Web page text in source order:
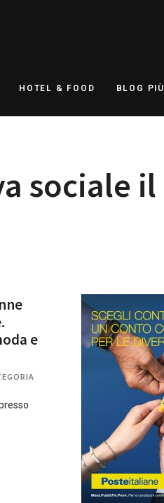
HOTEL & FOOD BLOG PIÙ
sociale il
e